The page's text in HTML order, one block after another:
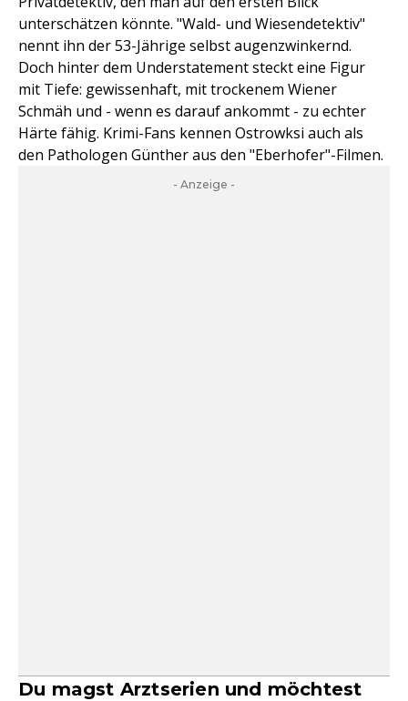
unterschätzen könnte. "Wald- und Wiesendetektiv"
nennt ihn der 53-Jährige selbst augenzwinkernd.
Doch hinter dem Understatement steckt eine Figur
mit Tiefe: gewissenhaft, mit trockenem Wiener
Schmäh und - wenn es darauf ankommt - zu echter
Härte fähig. Krimi-Fans kennen Ostrowksi auch als
den Pathologen Günther aus den "Eberhofer"-Filmen.
- Anzeige -
Du magst Arztserien und möchtest